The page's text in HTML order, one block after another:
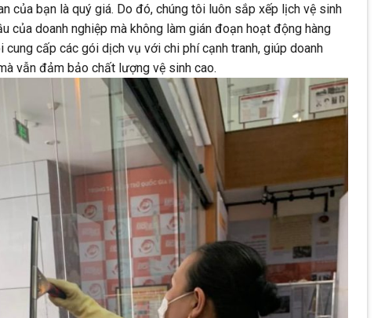
của bạn là quý giá. Do đó, chúng tôi luôn sắp xếp lịch vệ sinh
của doanh nghiệp mà không làm gián đoạn hoạt động hàng
cung cấp các gói dịch vụ với chi phí cạnh tranh, giúp doanh
vẫn đảm bảo chất lượng vệ sinh cao.